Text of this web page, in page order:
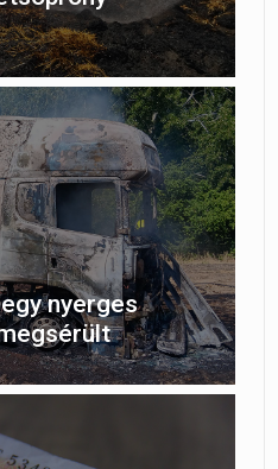
nyerges